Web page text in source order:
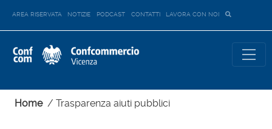
AREA RISERVATA NOTIZIE PODCAST CONTATTI LAVORA CON NOI
Home/ Trasparenza aiuti pubblici